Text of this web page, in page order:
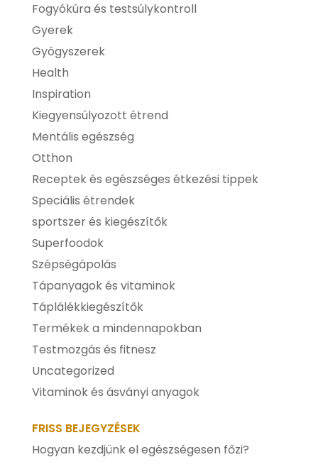
Fogyókúra és testsúlykontroll
Gyerek
Gyógyszerek
Health
Inspiration
Kiegyensúlyozott étrend
Mentális egészség
Otthon
Receptek és egészséges étkezési tippek
Speciális étrendek
sportszer és kiegészítők
Superfoodok
Szépségápolás
Tápanyagok és vitaminok
Táplálékkiegészítők
Termékek a mindennapokban
Testmozgás és fitnesz
Uncategorized
Vitaminok és ásványi anyagok
FRISS BEJEGYZÉSEK
Hogyan kezdjünk el egészségesen főzi?